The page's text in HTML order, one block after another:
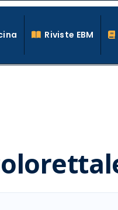
quotidiana
Riviste EBM